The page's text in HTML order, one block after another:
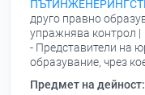
друго правно
упражнява контрол |
- Представители на
образувание, чрез
Предмет на дейност: